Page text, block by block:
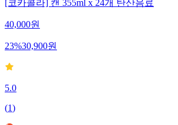
[코카콜라] 캔 355ml x 24개 탄산음료
40,000원
23%30,900원
5.0
(1)